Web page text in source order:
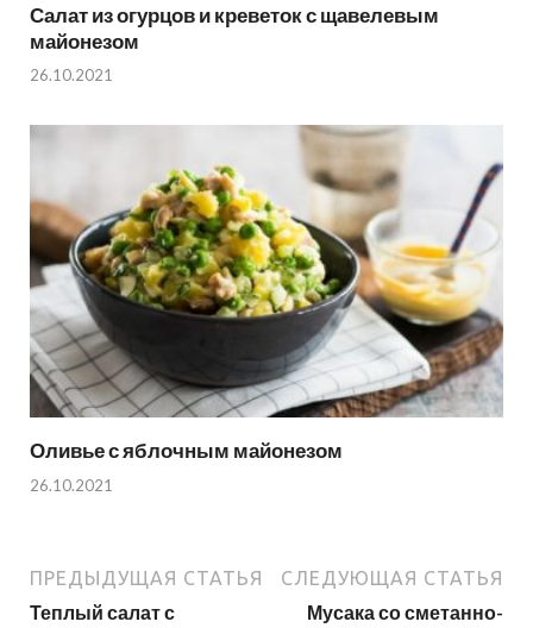
Салат из огурцов и креветок с щавелевым
майонезом
26.10.2021
Оливье с яблочным майонезом
26.10.2021
ПРЕДЫДУЩАЯ СТАТЬЯ
Теплый салат с
СЛЕДУЮЩАЯ СТАТЬЯ
Мусака со сметанно-